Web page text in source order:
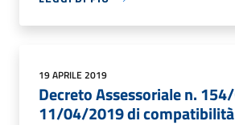
19 APRILE 2019
Decreto Assessoriale n.
11/04/2019 di